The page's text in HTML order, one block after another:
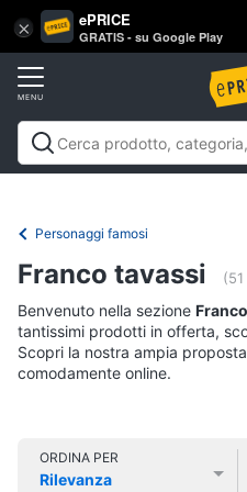
× ePRICE
GRATIS - su Google Play
Accedi
Registrati
Offerte
Informatica
Telefonia
Tv
Cinema
Vai
al
Libri,
cd
e
Libri
Religione
Spiritualità
Attualità,
politica
e
Cucina
Personaggi famosi
Franco tavassi
Benvenuto nella sezione
tantissimi prodotti in offerta,
Scopri la nostra ampia
comodamente online.
ORDINA PER
Rilevanza